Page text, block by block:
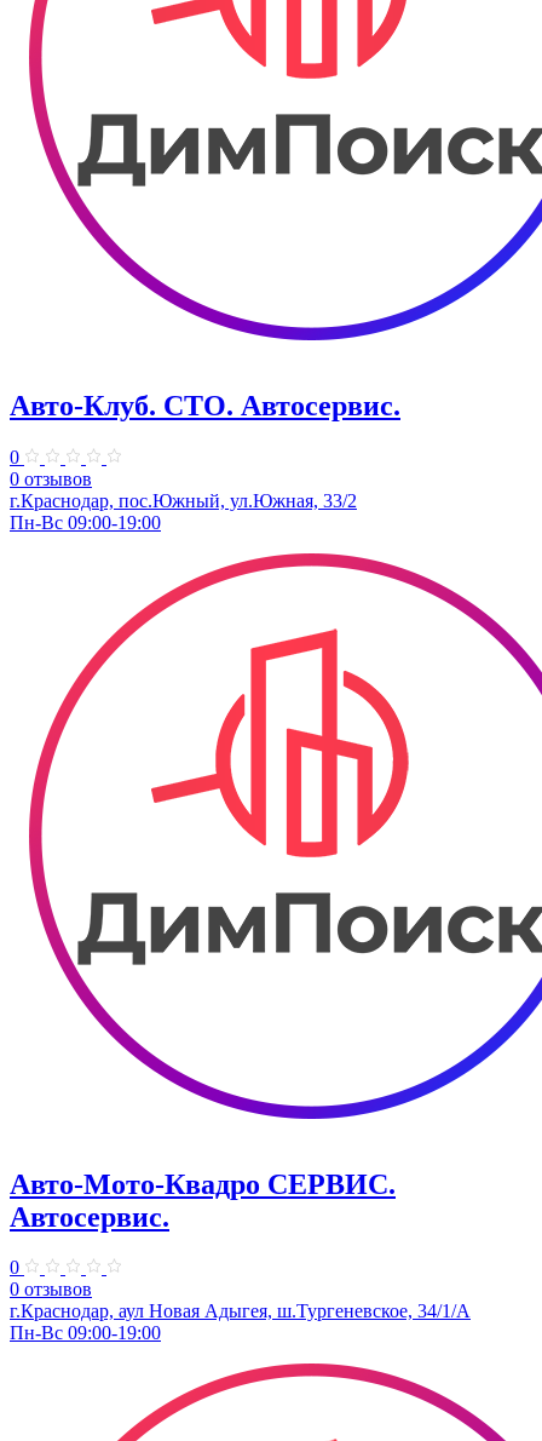
Авто-Клуб. СТО. Автосервис.
0
0 отзывов
г.Краснодар, пос.Южный, ул.Южная, 33/2
Пн-Вс 09:00-19:00
Авто-Мото-Квадро СЕРВИС.
Автосервис.
0
0 отзывов
г.Краснодар, аул Новая Адыгея, ш.Тургеневское, 34/1/А
Пн-Вс 09:00-19:00